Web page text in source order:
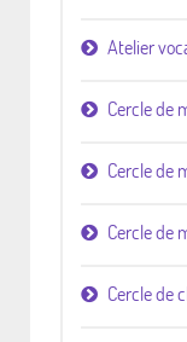
Atelier
Cercle de
Cercle de
Cercle de
Cercle de